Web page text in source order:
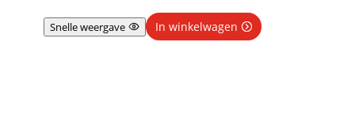
Snelle weergave In winkelwagen